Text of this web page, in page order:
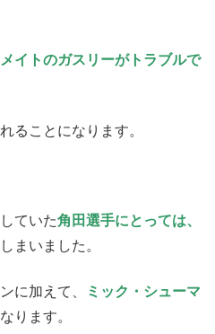
イトのガスリーがトラブルで
ることになります。
ていた角田選手にとっては、
まいました。
に加えて、
ミック・シューマ
ります。